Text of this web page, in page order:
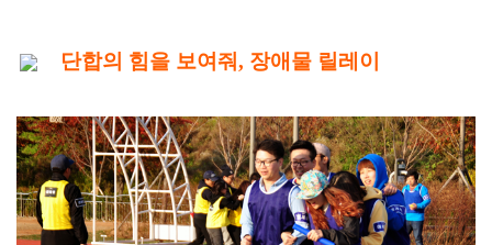
단합의 힘을 보여줘, 장애물 릴레이